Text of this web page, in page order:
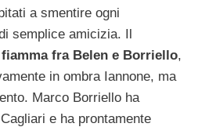
a smentire ogni
semplice amicizia. Il
fra Belen e Borriello,
in ombra Iannone, ma
Marco Borriello ha
e ha prontamente